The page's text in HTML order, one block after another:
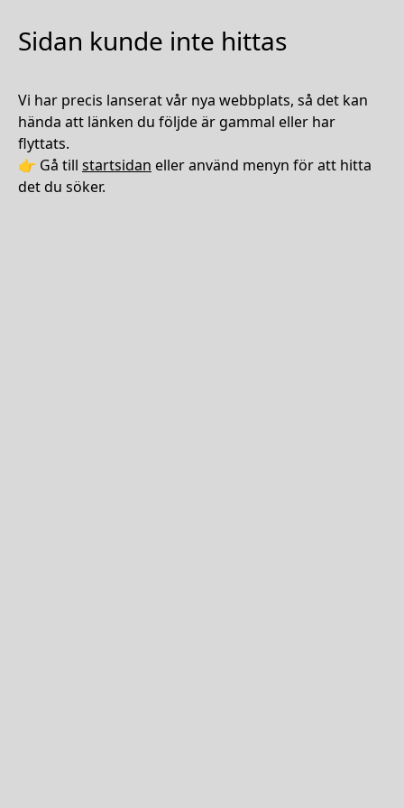
Sidan kunde inte hittas
Vi har precis lanserat vår nya webbplats, så det kan
hända att länken du följde är gammal eller har
flyttats.
👉 Gå till startsidan eller använd menyn för att hitta
det du söker.